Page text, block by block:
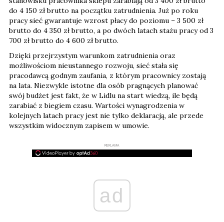
do 4 150 zł brutto na początku zatrudnienia. Już po roku
pracy sieć gwarantuje wzrost płacy do poziomu – 3 500 zł
brutto do 4 350 zł brutto, a po dwóch latach stażu pracy od 3
700 zł brutto do 4 600 zł brutto.
Dzięki przejrzystym warunkom zatrudnienia oraz
możliwościom nieustannego rozwoju, sieć stała się
pracodawcą godnym zaufania, z którym pracownicy zostają
na lata. Niezwykle istotne dla osób pragnących planować
swój budżet jest fakt, że w Lidlu na start wiedzą, ile będą
zarabiać z biegiem czasu. Wartości wynagrodzenia w
kolejnych latach pracy jest nie tylko deklaracją, ale przede
wszystkim widocznym zapisem w umowie.
REKLAMA
ad